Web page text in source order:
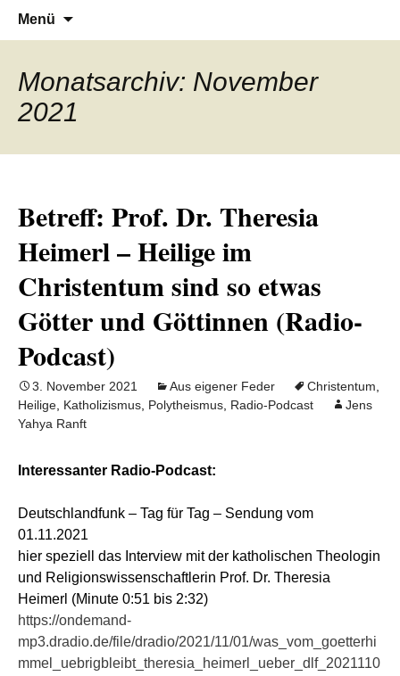
Al-Adala.de
Denn die Gerechtigkeit ist die Grundlage
von allem
Menü
Monatsarchiv: November
2021
Betreff: Prof. Dr. Theresia
Heimerl – Heilige im
Christentum sind so etwas
Götter und Göttinnen (Radio-
Podcast)
3. November 2021 Aus eigener Feder Christentum
Heilige Katholizismus Polytheismus Radio-Podcast
Jens
Yahya Ranft
Interessanter Radio-Podcast:
Deutschlandfunk – Tag für Tag – Sendung vom
01.11.2021
hier speziell das Interview mit der katholischen Theologin
und Religionswissenschaftlerin Prof. Dr. Theresia
Heimerl (Minute 0:51 bis 2:32)
https://ondemand-
mp3.dradio.de/file/dradio/2021/11/01/was_vom_goetterhi
mmel_uebrigbleibt_theresia_heimerl_ueber_dlf_2021110